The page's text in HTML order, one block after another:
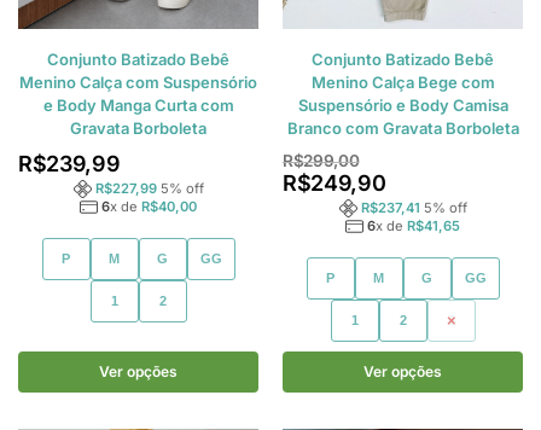
Conjunto Batizado Bebê
Menino Calça com Suspensório
e Body Manga Curta com
Gravata Borboleta
R$239,99
R$227,99 5% off
6x de R$40,00
P M G GG
1 2
Ver opções
Conjunto Batizado Bebê
Menino Calça Bege com
Suspensório e Body Camisa
Branco com Gravata Borboleta
R$299,00
R$249,90
R$237,41 5% off
6x de R$41,65
P M G GG
1 2 3
Ver opções